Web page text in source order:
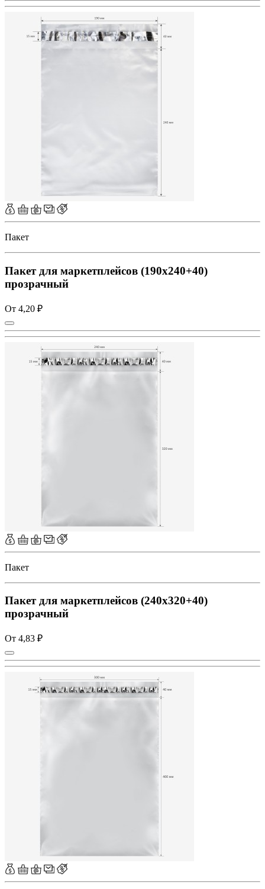
Пакет
Пакет для маркетплейсов (190x240+40)
прозрачный
От 4,20 ₽
Пакет
Пакет для маркетплейсов (240x320+40)
прозрачный
От 4,83 ₽